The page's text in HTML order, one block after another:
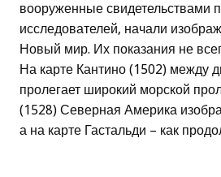
вооруженные свидетельствами
исследователей, начали
Новый мир. Их показания не
На карте Кантино (1502) между
пролегает широкий морской
(1528) Северная Америка
а на карте Гастальди – как